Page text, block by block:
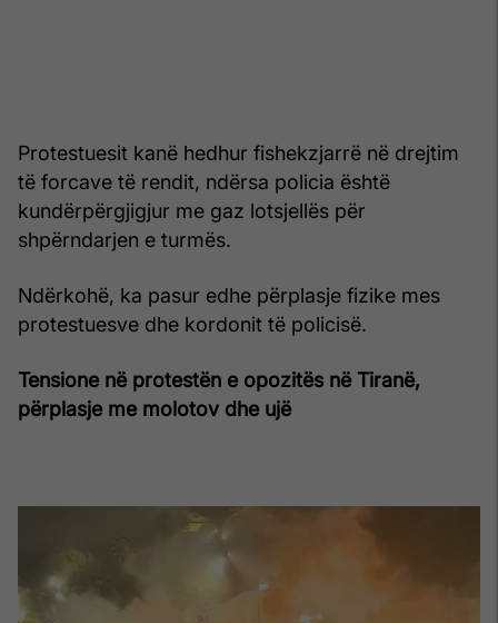
Protestuesit kanë hedhur fishekzjarrë në drejtim
të forcave të rendit, ndërsa policia është
kundërpërgjigjur me gaz lotsjellës për
shpërndarjen e turmës.
Ndërkohë, ka pasur edhe përplasje fizike mes
protestuesve dhe kordonit të policisë.
Tensione në protestën e opozitës në Tiranë,
përplasje me molotov dhe ujë